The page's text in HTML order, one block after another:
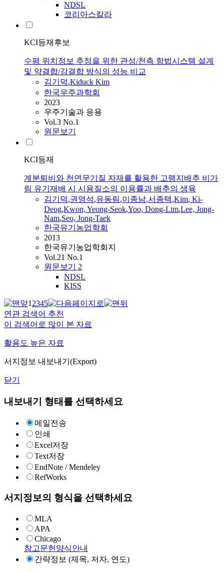
NDSL
코리아스칼라
KCI등재후보
수평 위치정보 추정을 위한 관성/천측 항법시스템 설계
및 약결합/강결합 방식의 성능 비교
김기덕,Kiduck Kim
한국우주과학회
2023
우주기술과 응용
Vol.3 No.1
원문보기
KCI등재
계분퇴비와 천연무기질 자재를 활용한 고랭지배추 비가
림 유기재배 시 시용질소의 이용률과 배추의 생육
김기덕,권영석,유동림,이종남,서종택,Kim, Ki-
Deog,Kwon, Yeong-Seok,Yoo, Dong-Lim,Lee, Jong-
Nam,Seo, Jong-Taek
한국유기농업학회
2013
한국유기농업학회지
Vol.21 No.1
원문보기 2
NDSL
KISS
12345
연관 검색어 추천
이 검색어로 많이 본 자료
활용도 높은 자료
서지정보 내보내기(Export)
닫기
내보내기 형태를 선택하세요
메일전송
인쇄
Excel저장
Text저장
EndNote / Mendeley
RefWorks
서지정보의 형식을 선택하세요
MLA
APA
Chicago
참고문헌양식안내
간략정보 (제목, 저자, 연도)